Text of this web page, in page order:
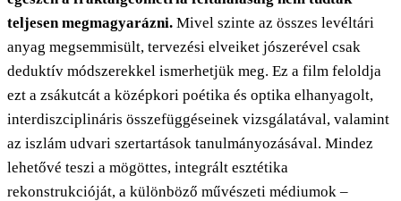
teljesen megmagyarázni. Mivel szinte az összes levéltári
anyag megsemmisült, tervezési elveiket jószerével csak
deduktív módszerekkel ismerhetjük meg. Ez a film feloldja
ezt a zsákutcát a középkori poétika és optika elhanyagolt,
interdiszciplináris összefüggéseinek vizsgálatával, valamint
az iszlám udvari szertartások tanulmányozásával. Mindez
lehetővé teszi a mögöttes, integrált esztétika
rekonstrukcióját, a különböző művészeti médiumok –